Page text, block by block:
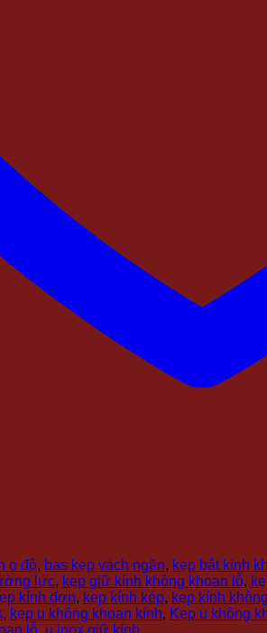
o độ, bas kẹp vách ngăn, kẹp bắt kính
lực, kẹp giữ kính không khoan lỗ,
kính đơn, kẹp kính kép, kẹp kính
, kẹp u không khoan kính, Kẹp u không
lỗ u inox giữ kính